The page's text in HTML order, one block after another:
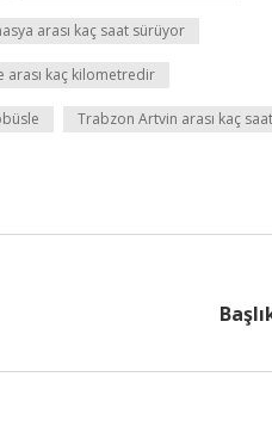
arası kaç saat sürüyor
arası kaç kilometredir
Trabzon Artvin arası kaç